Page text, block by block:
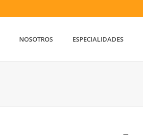
NOSOTROS ESPECIALIDADES